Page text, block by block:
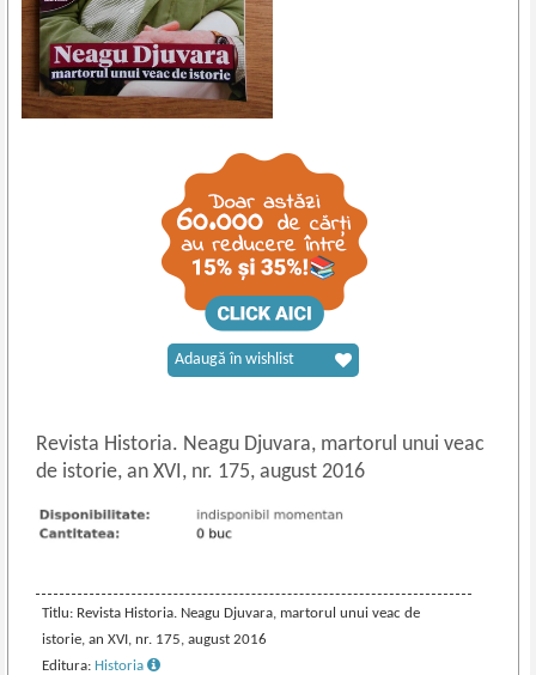
Revista Historia. Neagu Djuvara, martorul unui veac
de istorie, an XVI, nr. 175, august 2016
Titlu: Revista Historia. Neagu Djuvara, martorul unui veac de
istorie, an XVI, nr. 175, august 2016
Editura: Historia
Adaugă în wishlist